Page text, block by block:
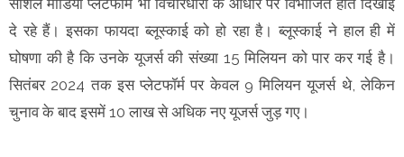
दे रहे हैं। इसका फायदा ब्लूस्काई को हो रहा है। ब्लूस्काई ने हाल ही में
घोषणा की है कि उनके यूजर्स की संख्या 15 मिलियन को पार कर गई है।
सितंबर 2024 तक इस प्लेटफॉर्म पर केवल 9 मिलियन यूजर्स थे, लेकिन
चुनाव के बाद इसमें 10 लाख से अधिक नए यूजर्स जुड़ गए।